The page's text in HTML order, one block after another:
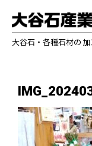
大谷石・各種石材の